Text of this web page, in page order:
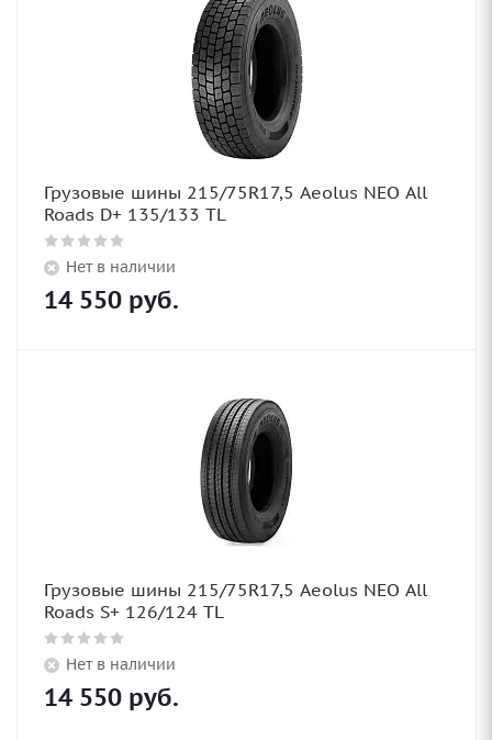
Грузовые шины 215/75R17,5 Aeolus NEO All
Roads D+ 135/133 TL
Нет в наличии
14 550 руб.
Грузовые шины 215/75R17,5 Aeolus NEO All
Roads S+ 126/124 TL
Нет в наличии
14 550 руб.